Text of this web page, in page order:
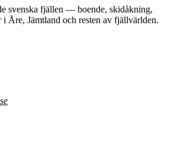
svenska fjällen — boende, skidåkning,
i Åre, Jämtland och resten av fjällvärlden.